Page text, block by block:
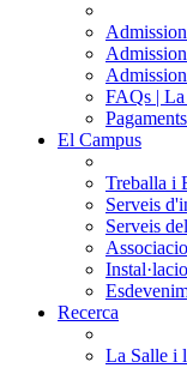
FAQs | La
El Campus
Treballa i
Serveis
Serveis
Recerca
La Salle i